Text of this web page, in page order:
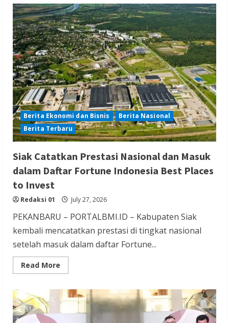
Praktis
di
Sawarna,
Bimbim
Homestay
Solusinya
Berita Ekonomi dan Bisnis
Berita Nasional
Berita Terbaru
Siak Catatkan Prestasi Nasional dan Masuk
dalam Daftar Fortune Indonesia Best Places
to Invest
Redaksi 01 July 27, 2026
PEKANBARU – PORTALBMI.ID – Kabupaten Siak
kembali mencatatkan prestasi di tingkat nasional
setelah masuk dalam daftar Fortune...
Read More
more
Catatkan
Prestasi
Nasional
dan